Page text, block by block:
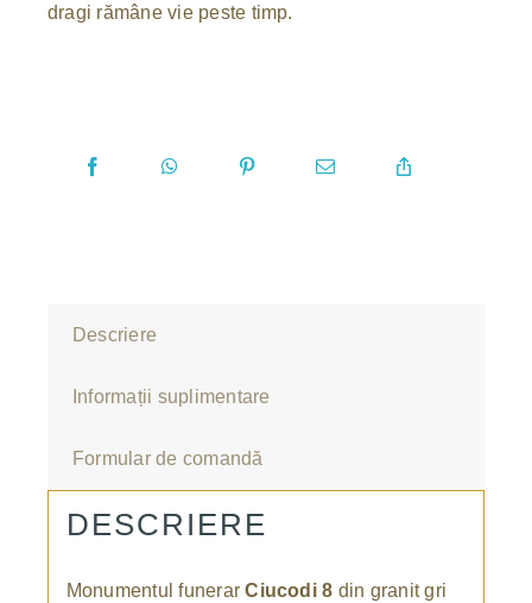
dragi rămâne vie peste timp.
Descriere
Informații suplimentare
Formular de comandă
DESCRIERE
Monumentul funerarCiucodi 8 din granit gri